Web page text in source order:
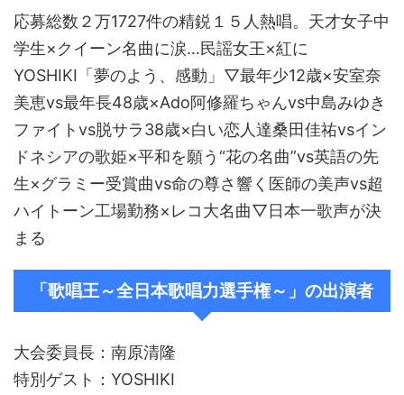
応募総数２万1727件の精鋭１５人熱唱。天才女子中
学生×クイーン名曲に涙…民謡女王×紅に
YOSHIKI「夢のよう、感動」▽最年少12歳×安室奈
美恵vs最年長48歳×Ado阿修羅ちゃんvs中島みゆき
ファイトvs脱サラ38歳×白い恋人達桑田佳祐vsイン
ドネシアの歌姫×平和を願う“花の名曲”vs英語の先
生×グラミー受賞曲vs命の尊さ響く医師の美声vs超
ハイトーン工場勤務×レコ大名曲▽日本一歌声が決
まる
「歌唱王～全日本歌唱力選手権～」の出演者
大会委員長：南原清隆
特別ゲスト：YOSHIKI